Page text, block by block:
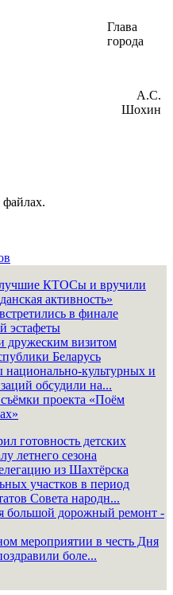
Глава
города
А.С.
Шохин
КТОСы и вручили
активность»
в финале
эстафеты
дружеским визитом
Беларусь
национально-культурных и
обсудили на...
проекта «Поём
готовность детских
летнего сезона
из Шахтёрска
участков в период
Совета народн...
большой дорожный ремонт -
мероприятии в честь Дня
боле...